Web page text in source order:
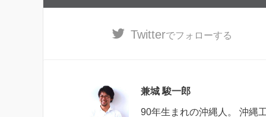
Twitterでフォローする
兼城 駿一郎
90年生まれの沖縄人。 沖縄